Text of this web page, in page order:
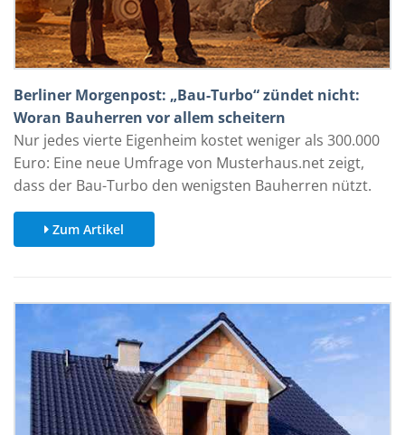
Berliner Morgenpost: „Bau-Turbo“ zündet nicht:
Woran Bauherren vor allem scheitern
Nur jedes vierte Eigenheim kostet weniger als 300.000
Euro: Eine neue Umfrage von Musterhaus.net zeigt,
dass der Bau-Turbo den wenigsten Bauherren nützt.
Zum Artikel